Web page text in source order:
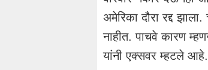
अमेरिका दौरा रद्द
नाहीत. पाचवे कारण
यांनी एक्सवर म्हटले आहे.